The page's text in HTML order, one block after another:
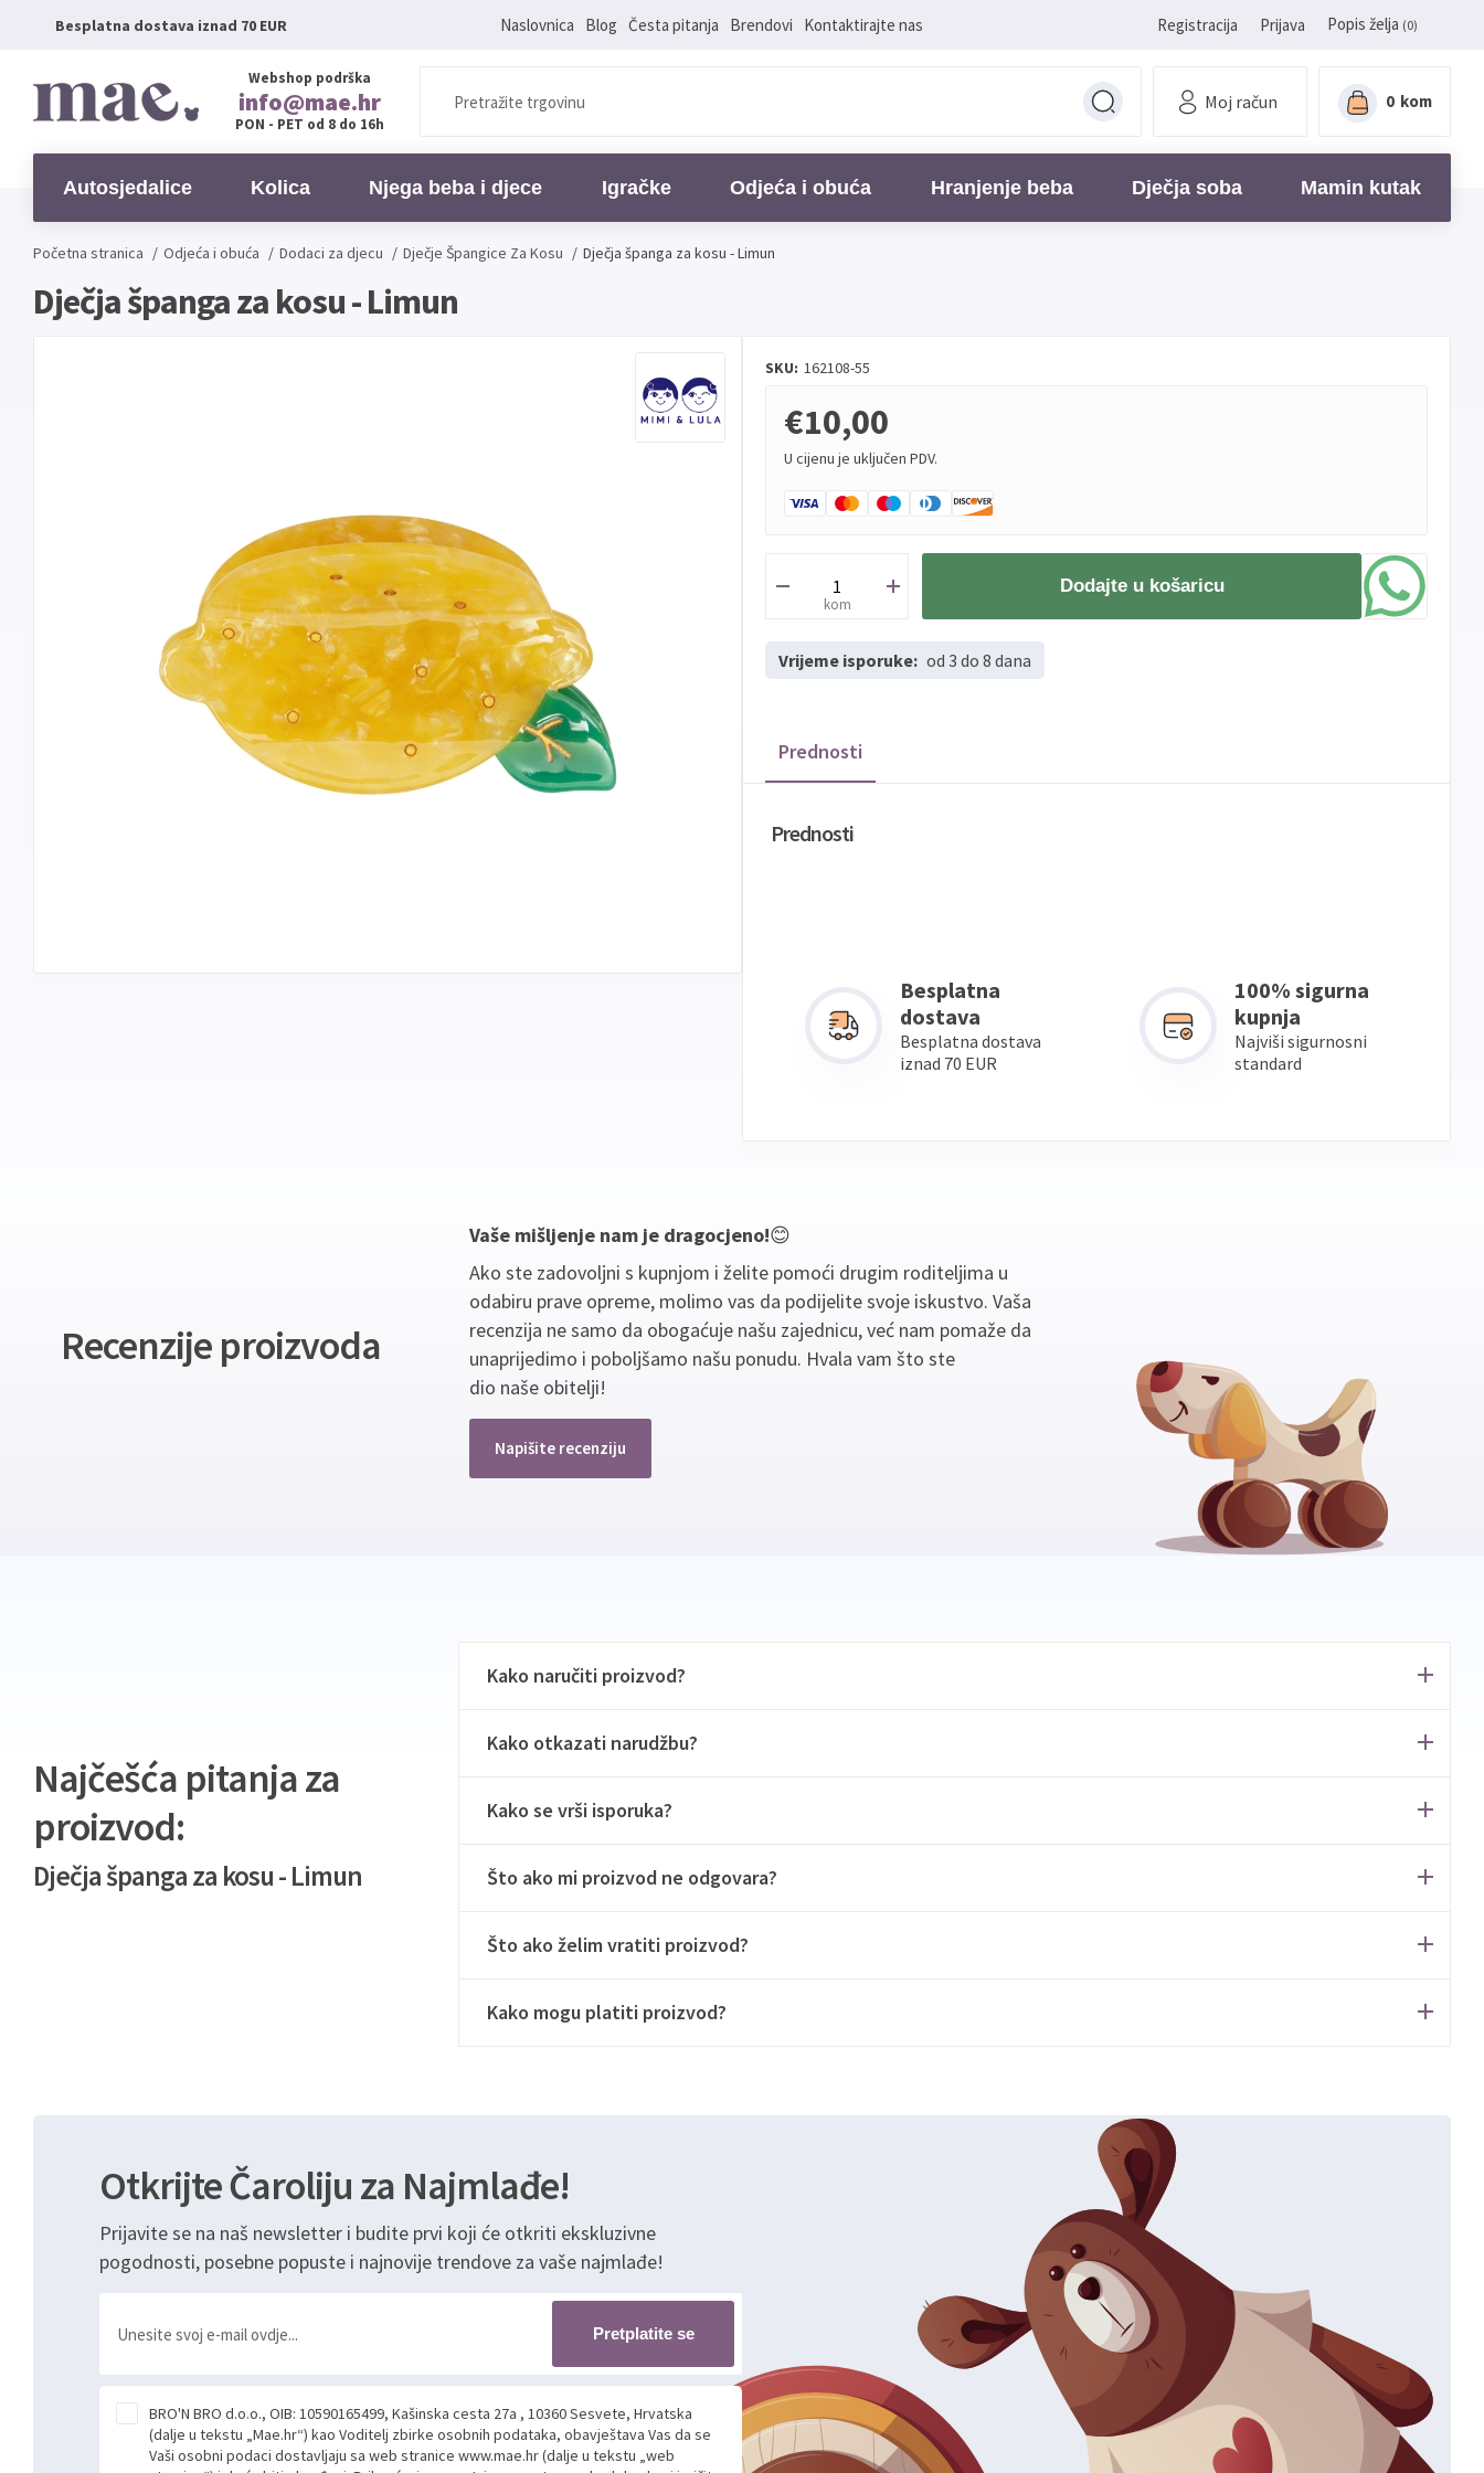
Besplatna dostava iznad 70 EUR Naslovnica Blog Česta pitanja Brendovi Kontaktirajte nas Registracija Prijava Popis želja (0)
Webshop podrška
info@mae.hr
PON - PET od 8 do 16h
Moj račun 0 kom
Autosjedalice Kolica Njega beba i djece Igračke Odjeća i obuća Hranjenje beba Dječja soba Mamin kutak
Početna stranica / Odjeća i obuća / Dodaci za djecu / Dječje Špangice Za Kosu / Dječja španga za kosu - Limun
Dječja španga za kosu - Limun
SKU: 162108-55
€10,00
U cijenu je uključen PDV.
kom
Dodajte u košaricu
Vrijeme isporuke: od 3 do 8 dana
Prednosti
Prednosti
Besplatna
dostava
Besplatna dostava
iznad 70 EUR
100% sigurna
kupnja
Najviši sigurnosni
standard
Recenzije proizvoda
Vaše mišljenje nam je dragocjeno!😊
Ako ste zadovoljni s kupnjom i želite pomoći drugim roditeljima u
odabiru prave opreme, molimo vas da podijelite svoje iskustvo. Vaša
recenzija ne samo da obogaćuje našu zajednicu, već nam pomaže da
unaprijedimo i poboljšamo našu ponudu. Hvala vam što ste
dio naše obitelji!
Napišite recenziju
Najčešća pitanja za
proizvod:
Dječja španga za kosu - Limun
Kako naručiti proizvod?
Kako otkazati narudžbu?
Kako se vrši isporuka?
Što ako mi proizvod ne odgovara?
Što ako želim vratiti proizvod?
Kako mogu platiti proizvod?
Otkrijte Čaroliju za Najmlađe!
Prijavite se na naš newsletter i budite prvi koji će otkriti ekskluzivne
pogodnosti, posebne popuste i najnovije trendove za vaše najmlađe!
Pretplatite se
BRO'N BRO d.o.o., OIB: 10590165499, Kašinska cesta 27a , 10360 Sesvete, Hrvatska
(dalje u tekstu „Mae.hr“) kao Voditelj zbirke osobnih podataka, obavještava Vas da se
Vaši osobni podaci dostavljaju sa web stranice www.mae.hr (dalje u tekstu „web